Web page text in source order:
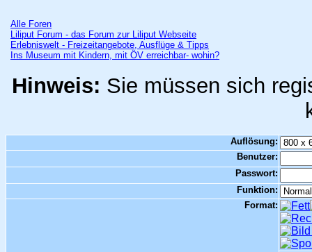
Alle Foren
Liliput Forum - das Forum zur Liliput Webseite
Erlebniswelt - Freizeitangebote, Ausflüge & Tipps
Ins Museum mit Kindern, mit ÖV erreichbar- wohin?
Hinweis: Sie müssen sich
Auflösung:
Benutzer:
Passwort:
Funktion:
Format: